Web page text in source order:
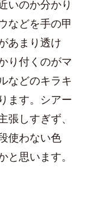
いのか分かり
などを手の甲
あまり透け
り付くのがマ
などのキラキ
ます。シアー
しすぎず、
使わない色
思います。